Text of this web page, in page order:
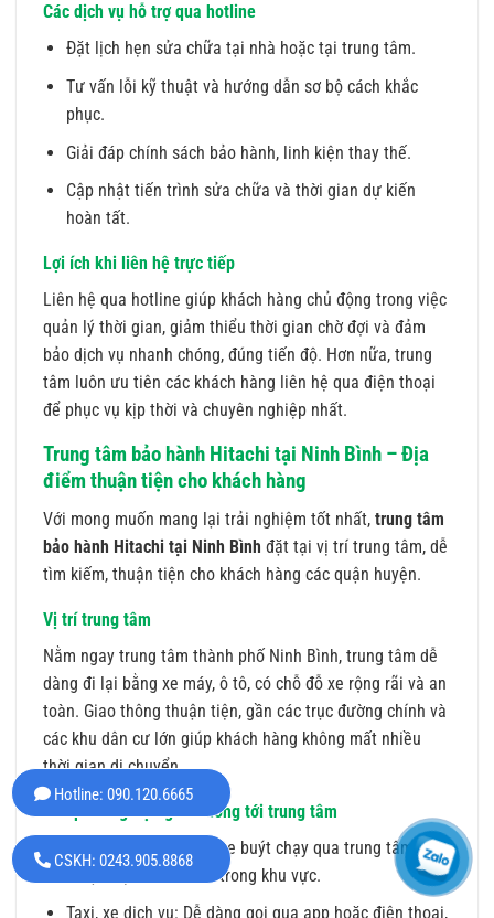
Các dịch vụ hỗ trợ qua hotline
Đặt lịch hẹn sửa chữa tại nhà hoặc tại trung tâm.
Tư vấn lỗi kỹ thuật và hướng dẫn sơ bộ cách khắc
phục.
Giải đáp chính sách bảo hành, linh kiện thay thế.
Cập nhật tiến trình sửa chữa và thời gian dự kiến
hoàn tất.
Lợi ích khi liên hệ trực tiếp
Liên hệ qua hotline giúp khách hàng chủ động trong việc
quản lý thời gian, giảm thiểu thời gian chờ đợi và đảm
bảo dịch vụ nhanh chóng, đúng tiến độ. Hơn nữa, trung
tâm luôn ưu tiên các khách hàng liên hệ qua điện thoại
để phục vụ kịp thời và chuyên nghiệp nhất.
Trung tâm bảo hành Hitachi tại Ninh Bình – Địa
điểm thuận tiện cho khách hàng
Với mong muốn mang lại trải nghiệm tốt nhất, trung tâm
bảo hành Hitachi tại Ninh Bình đặt tại vị trí trung tâm, dễ
tìm kiếm, thuận tiện cho khách hàng các quận huyện.
Vị trí trung tâm
Nằm ngay trung tâm thành phố Ninh Bình, trung tâm dễ
dàng đi lại bằng xe máy, ô tô, có chỗ đỗ xe rộng rãi và an
toàn. Giao thông thuận tiện, gần các trục đường chính và
các khu dân cư lớn giúp khách hàng không mất nhiều
thời gian di chuyển.
Các phương tiện giao thông tới trung tâm
Xe buýt: Nhiều tuyến xe buýt chạy qua trung tâm,
thuận tiện cho khách trong khu vực.
Taxi, xe dịch vụ: Dễ dàng gọi qua app hoặc điện thoại,
Hotline: 090.120.6665
CSKH: 0243.905.8868